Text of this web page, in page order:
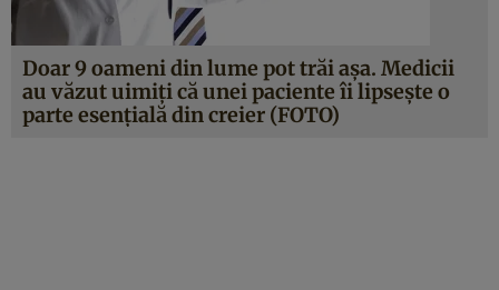
Doar 9 oameni din lume pot trăi aşa. Medicii
au văzut uimiţi că unei paciente îi lipseşte o
parte esenţială din creier (FOTO)